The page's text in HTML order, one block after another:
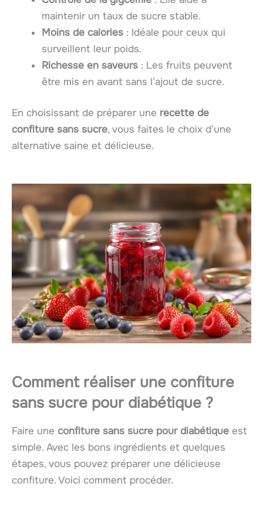
maintenir un taux de sucre stable.
Moins de calories : Idéale pour ceux qui
surveillent leur poids.
Richesse en saveurs : Les fruits peuvent
être mis en avant sans l’ajout de sucre.
En choisissant de préparer une recette de
confiture sans sucre, vous faites le choix d’une
alternative saine et délicieuse.
Comment réaliser une confiture
sans sucre pour diabétique ?
Faire une confiture sans sucre pour diabétique est
simple. Avec les bons ingrédients et quelques
étapes, vous pouvez préparer une délicieuse
confiture. Voici comment procéder.